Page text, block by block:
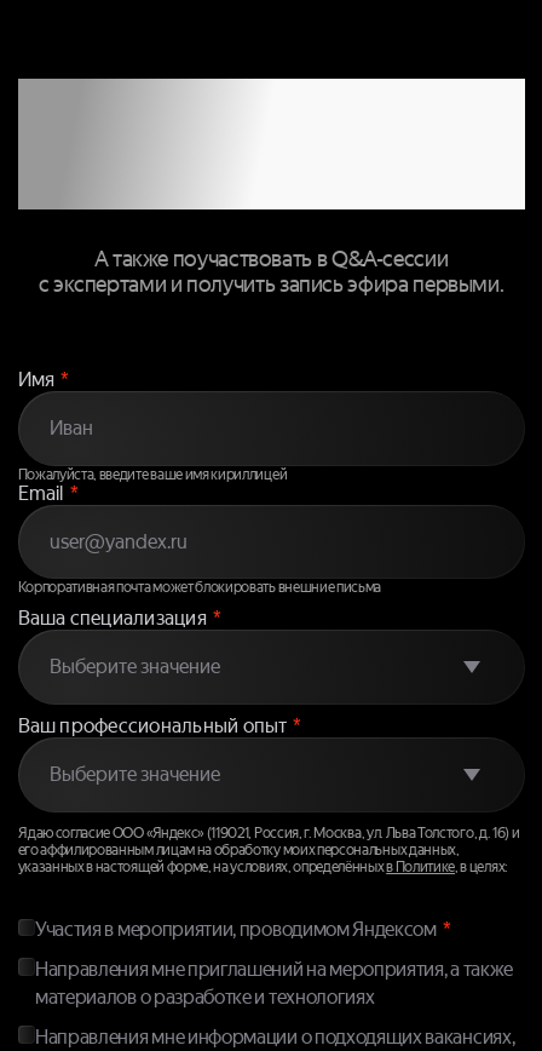
А также поучаствовать в Q&A-сессии
с экспертами и получить запись эфира первыми.
Имя *
Пожалуйста, введите ваше имя кириллицей
Email *
Корпоративная почта может блокировать внешние письма
Ваша специализация *
Ваш профессиональный опыт *
Я даю согласие ООО «Яндекс» (119021, Россия, г. Москва, ул. Льва Толстого, д. 16) и
его аффилированным лицам на обработку моих персональных данных,
указанных в настоящей форме, на условиях, определённыхв Политике , в целях:
Участия в мероприятии, проводимом Яндексом
Направления мне приглашений на мероприятия, а также
материалов о разработке и технологиях
Направления мне информации о подходящих вакансиях,